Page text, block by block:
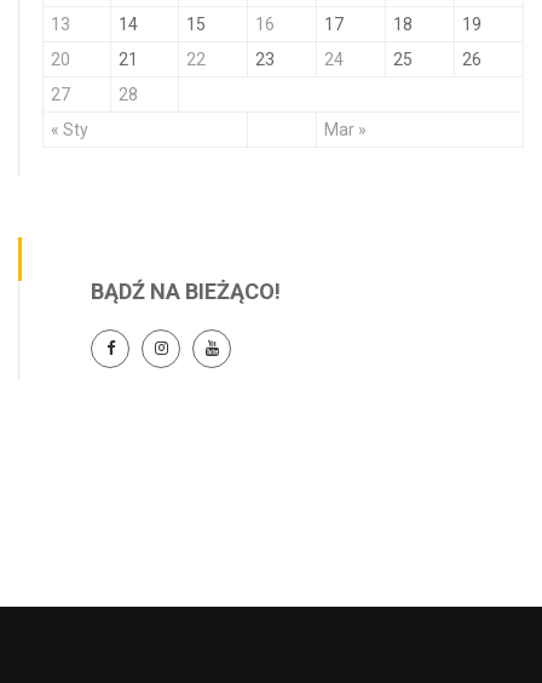
« Sty Mar »
13
14 15 16 17 18
19
20
21 22 23 24 25
26
27
28
BĄDŹ NA BIEŻĄCO!